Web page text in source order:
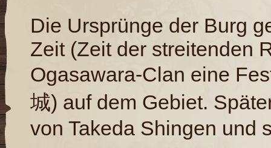
Die Ursprünge der Burg
Zeit (Zeit der streitenden
Ogasawara-Clan eine
城) auf dem Gebiet.
von Takeda Shingen und